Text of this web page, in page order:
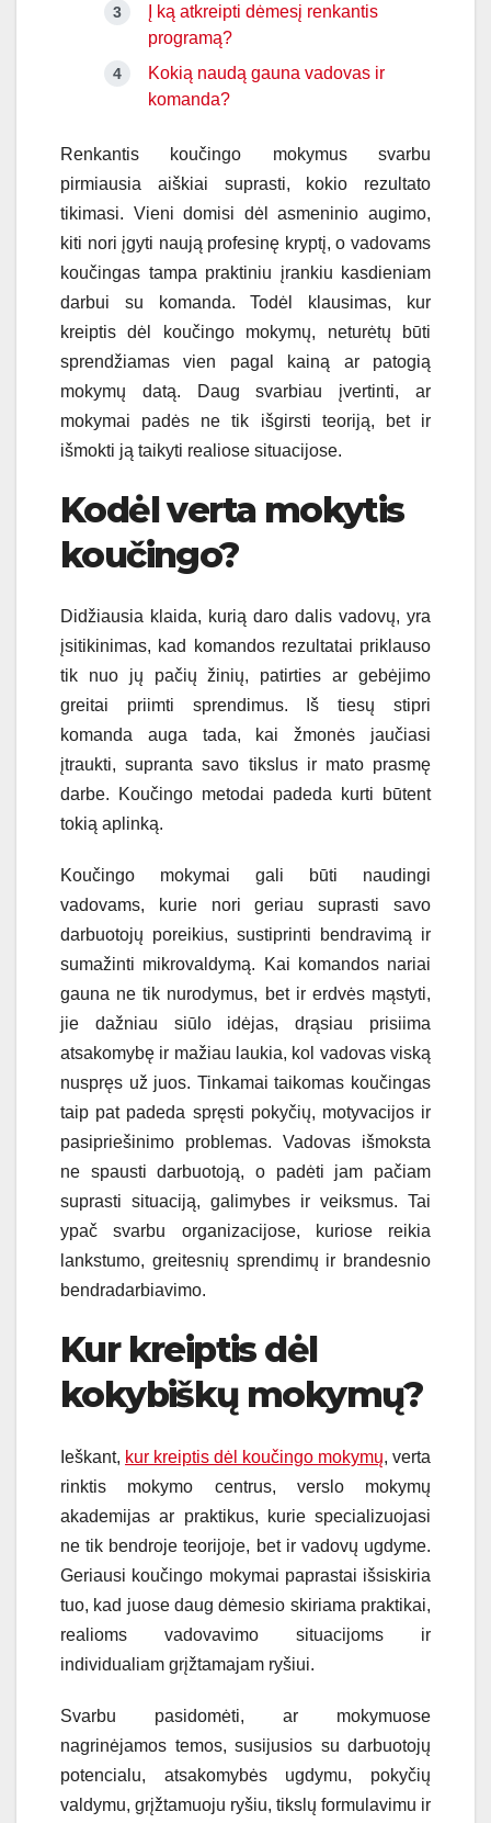
Į ką atkreipti dėmesį renkantis
programą?
Kokią naudą gauna vadovas ir
komanda?
Renkantis koučingo mokymus svarbu
pirmiausia aiškiai suprasti, kokio rezultato
tikimasi. Vieni domisi dėl asmeninio augimo,
kiti nori įgyti naują profesinę kryptį, o vadovams
koučingas tampa praktiniu įrankiu kasdieniam
darbui su komanda. Todėl klausimas, kur
kreiptis dėl koučingo mokymų, neturėtų būti
sprendžiamas vien pagal kainą ar patogią
mokymų datą. Daug svarbiau įvertinti, ar
mokymai padės ne tik išgirsti teoriją, bet ir
išmokti ją taikyti realiose situacijose.
Kodėl verta mokytis
koučingo?
Didžiausia klaida, kurią daro dalis vadovų, yra
įsitikinimas, kad komandos rezultatai priklauso
tik nuo jų pačių žinių, patirties ar gebėjimo
greitai priimti sprendimus. Iš tiesų stipri
komanda auga tada, kai žmonės jaučiasi
įtraukti, supranta savo tikslus ir mato prasmę
darbe. Koučingo metodai padeda kurti būtent
tokią aplinką.
Koučingo mokymai gali būti naudingi
vadovams, kurie nori geriau suprasti savo
darbuotojų poreikius, sustiprinti bendravimą ir
sumažinti mikrovaldymą. Kai komandos nariai
gauna ne tik nurodymus, bet ir erdvės mąstyti,
jie dažniau siūlo idėjas, drąsiau prisiima
atsakomybę ir mažiau laukia, kol vadovas viską
nuspręs už juos. Tinkamai taikomas koučingas
taip pat padeda spręsti pokyčių, motyvacijos ir
pasipriešinimo problemas. Vadovas išmoksta
ne spausti darbuotoją, o padėti jam pačiam
suprasti situaciją, galimybes ir veiksmus. Tai
ypač svarbu organizacijose, kuriose reikia
lankstumo, greitesnių sprendimų ir brandesnio
bendradarbiavimo.
Kur kreiptis dėl
kokybiškų mokymų?
Ieškant, kur kreiptis dėl koučingo mokymų, verta
rinktis mokymo centrus, verslo mokymų
akademijas ar praktikus, kurie specializuojasi
ne tik bendroje teorijoje, bet ir vadovų ugdyme.
Geriausi koučingo mokymai paprastai išsiskiria
tuo, kad juose daug dėmesio skiriama praktikai,
realioms vadovavimo situacijoms ir
individualiam grįžtamajam ryšiui.
Svarbu pasidomėti, ar mokymuose
nagrinėjamos temos, susijusios su darbuotojų
potencialu, atsakomybės ugdymu, pokyčių
valdymu, grįžtamuoju ryšiu, tikslų formulavimu ir